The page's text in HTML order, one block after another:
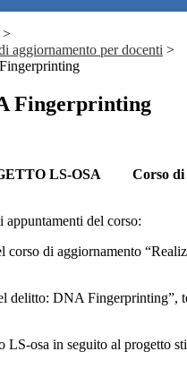
>
aggiornamento per docenti >
Fingerprinting
LS-OSA Corso
del corso:
corso di aggiornamento
delitto: DNA Fingerprinting”,
osa in seguito al progetto